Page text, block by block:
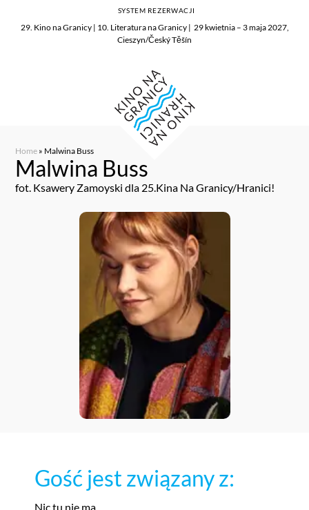
29. Kino na Granicy | 10. Literatura na Granicy | 29 kwietnia – 3 maja 2027,
Cieszyn/Český Těšín
SYSTEM REZERWACJI
Home » Malwina Buss
Malwina Buss
fot. Ksawery Zamoyski dla 25.Kina Na Granicy/Hranici!
Gość jest związany z:
Nic tu nie ma